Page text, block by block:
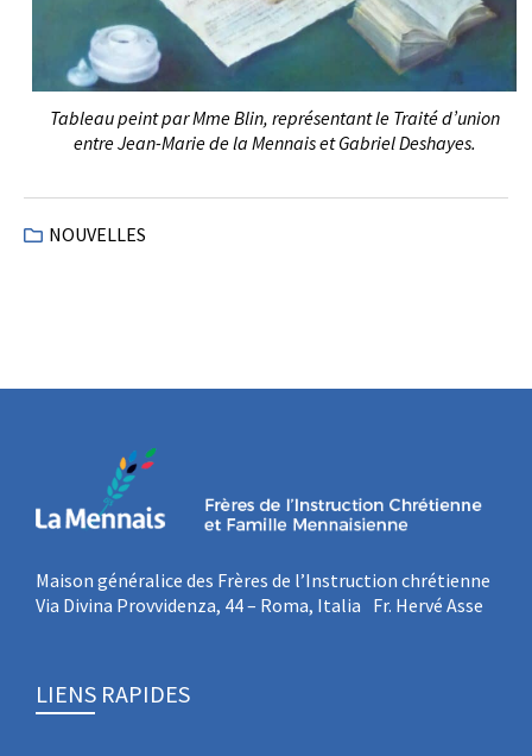
Tableau peint par Mme Blin, représentant le Traité d’union
entre Jean-Marie de la Mennais et Gabriel Deshayes.
NOUVELLES
Maison généralice des Frères de l’Instruction chrétienne
Via Divina Provvidenza, 44 – Roma, Italia Fr. Hervé Asse
LIENS RAPIDES